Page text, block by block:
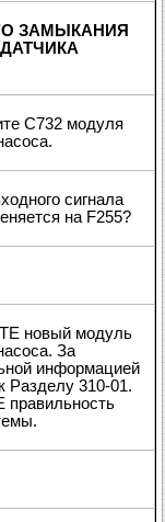
ЗАМЫКАНИЯ
C732 модуля
сигнала
на F255?
новый модуль
За
информацией
Разделу 310-01.